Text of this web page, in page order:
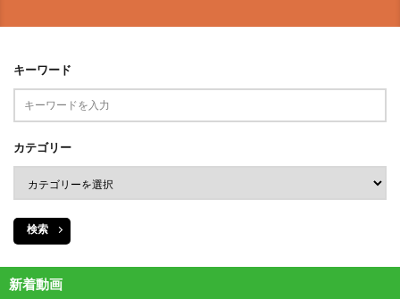
キーワード
カテゴリー
検索
新着動画